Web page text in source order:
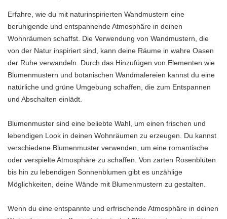
Erfahre, wie du mit naturinspirierten Wandmustern eine
beruhigende und entspannende Atmosphäre in deinen
Wohnräumen schaffst. Die Verwendung von Wandmustern, die
von der Natur inspiriert sind, kann deine Räume in wahre Oasen
der Ruhe verwandeln. Durch das Hinzufügen von Elementen wie
Blumenmustern und botanischen Wandmalereien kannst du eine
natürliche und grüne Umgebung schaffen, die zum Entspannen
und Abschalten einlädt.
Blumenmuster sind eine beliebte Wahl, um einen frischen und
lebendigen Look in deinen Wohnräumen zu erzeugen. Du kannst
verschiedene Blumenmuster verwenden, um eine romantische
oder verspielte Atmosphäre zu schaffen. Von zarten Rosenblüten
bis hin zu lebendigen Sonnenblumen gibt es unzählige
Möglichkeiten, deine Wände mit Blumenmustern zu gestalten.
Wenn du eine entspannte und erfrischende Atmosphäre in deinen